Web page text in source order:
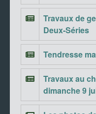
Travaux de
Deux-Séries
Tendresse
Travaux au
dimanche 9